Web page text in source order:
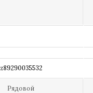
z89290035532
Рядовой